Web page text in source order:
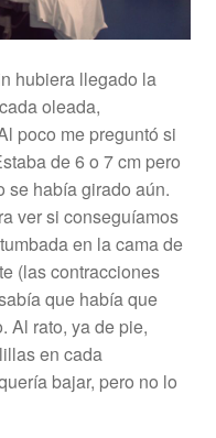
hubiera llegado la
oleada,
poco me preguntó si
de 6 o 7 cm pero
se había girado aún.
ver si conseguíamos
en la cama de
(las contracciones
que había que
Al rato, ya de pie,
en cada
bajar, pero no lo